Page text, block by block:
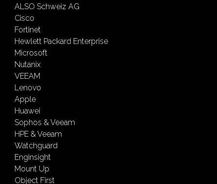
ALSO Schweiz AG
Cisco
Fortinet
Hewlett Packard Enterprise
Microsoft
Nutanix
VEEAM
Lenovo
Apple
Huawei
Sophos & Veeam
HPE & Veeam
Watchguard
Enginsight
Mount Up
Object First